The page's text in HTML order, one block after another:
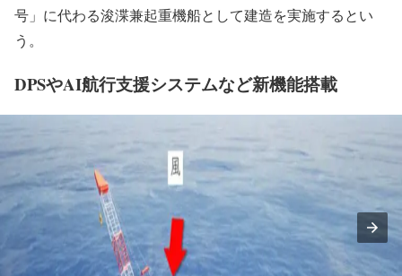
号」に代わる浚渫兼起重機船として建造を実施するとい
う。
DPSやAI航行支援システムなど新機能搭載